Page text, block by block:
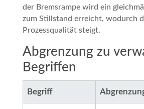
der Bremsrampe wird ein
zum Stillstand erreicht, wodurch
Prozessqualität steigt.
Abgrenzung zu
Begriffen
Begriff